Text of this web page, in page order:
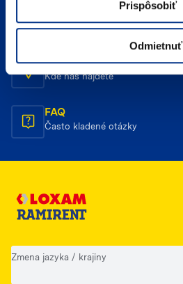
Prispôsobiť
Odmietnuť
E-mailový kontakt
Napíšte nám
Umiestnenie
Kde nás nájdete
FAQ
Často kladené otázky
Zmena jazyka / krajiny